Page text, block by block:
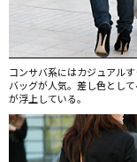
コンサバ系にはカジュアル
バッグが人気。差し色とし
が浮上している。